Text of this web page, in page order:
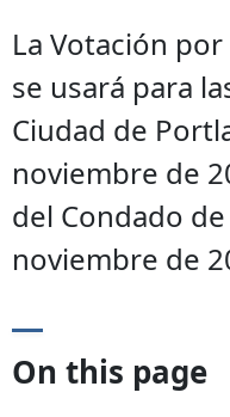
La Votación
se usará para
Ciudad de
noviembre de
del Condado
noviembre de
On this page